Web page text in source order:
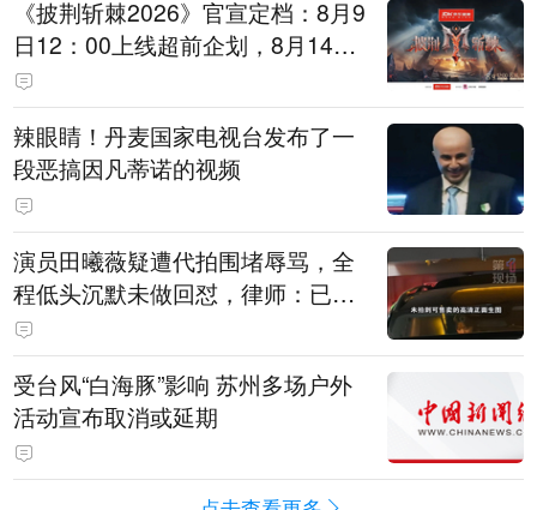
《披荆斩棘2026》官宣定档：8月9
日12：00上线超前企划，8月14日
初见面直播，8月15日、16日两天
进行初舞台直播
辣眼睛！丹麦国家电视台发布了一
段恶搞因凡蒂诺的视频
演员田曦薇疑遭代拍围堵辱骂，全
程低头沉默未做回怼，律师：已超
出公众人物应容忍的合理界限
受台风“白海豚”影响 苏州多场户外
活动宣布取消或延期